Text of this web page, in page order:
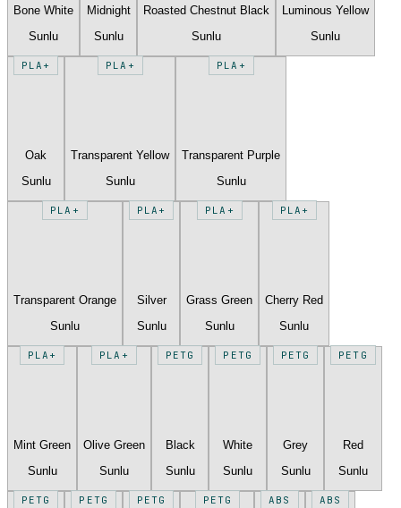
Bone White
Sunlu
Midnight
Sunlu
Roasted Chestnut Black
Sunlu
Luminous Yellow
Sunlu
PLA+
Oak
Sunlu
PLA+
Transparent Yellow
Sunlu
PLA+
Transparent Purple
Sunlu
PLA+
Transparent Orange
Sunlu
PLA+
Silver
Sunlu
PLA+
Grass Green
Sunlu
PLA+
Cherry Red
Sunlu
PLA+
Mint Green
Sunlu
PLA+
Olive Green
Sunlu
PETG
Black
Sunlu
PETG
White
Sunlu
PETG
Grey
Sunlu
PETG
Red
Sunlu
PETG PETG PETG PETG ABS ABS